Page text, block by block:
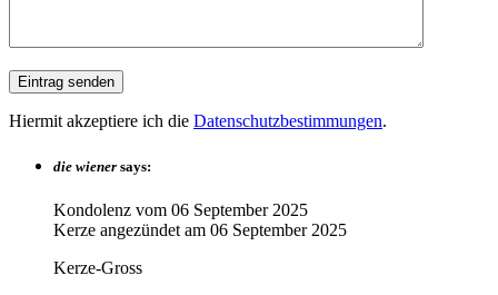
Hiermit akzeptiere ich die Datenschutzbestimmungen.
die wiener says:
Kondolenz vom 06 September 2025
Kerze angezündet am 06 September 2025
Kerze-Gross